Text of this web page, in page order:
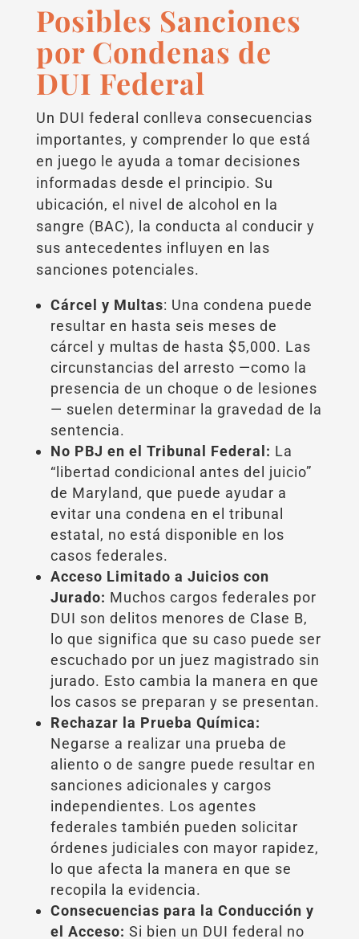
Posibles Sanciones
por Condenas de
DUI Federal
Un DUI federal conlleva consecuencias
importantes, y comprender lo que está
en juego le ayuda a tomar decisiones
informadas desde el principio. Su
ubicación, el nivel de alcohol en la
sangre (BAC), la conducta al conducir y
sus antecedentes influyen en las
sanciones potenciales.
Cárcel y Multas: Una condena puede
resultar en hasta seis meses de
cárcel y multas de hasta $5,000. Las
circunstancias del arresto —como la
presencia de un choque o de lesiones
— suelen determinar la gravedad de la
sentencia.
No PBJ en el Tribunal Federal: La
“libertad condicional antes del juicio”
de Maryland, que puede ayudar a
evitar una condena en el tribunal
estatal, no está disponible en los
casos federales.
Acceso Limitado a Juicios con
Jurado: Muchos cargos federales por
DUI son delitos menores de Clase B,
lo que significa que su caso puede ser
escuchado por un juez magistrado sin
jurado. Esto cambia la manera en que
los casos se preparan y se presentan.
Rechazar la Prueba Química:
Negarse a realizar una prueba de
aliento o de sangre puede resultar en
sanciones adicionales y cargos
independientes. Los agentes
federales también pueden solicitar
órdenes judiciales con mayor rapidez,
lo que afecta la manera en que se
recopila la evidencia.
Consecuencias para la Conducción y
el Acceso: Si bien un DUI federal no